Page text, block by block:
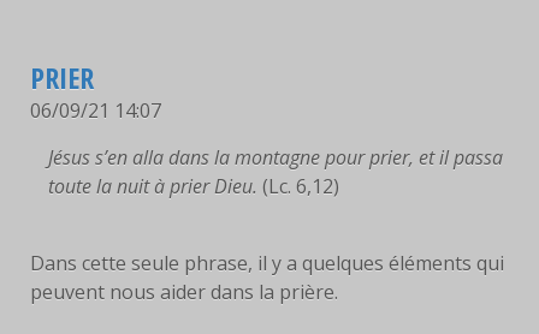
PRIER
06/09/21 14:07
Jésus s’en alla dans la montagne pour prier, et il passa
toute la nuit à prier Dieu. (Lc. 6,12)
Dans cette seule phrase, il y a quelques éléments qui
peuvent nous aider dans la prière.